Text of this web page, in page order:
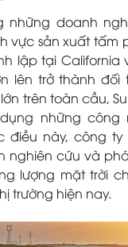
những doanh
vực sản xuất tấm
lập tại California
lên trở thành đối
trên toàn cầu,
những công
điều này, công
nghiên cứu và
lượng mặt trời
trường hiện nay.